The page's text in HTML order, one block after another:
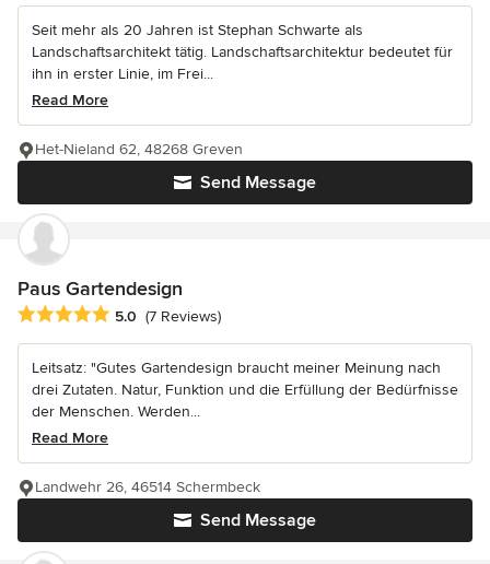
Seit mehr als 20 Jahren ist Stephan Schwarte als
Landschaftsarchitekt tätig. Landschaftsarchitektur bedeutet für
ihn in erster Linie, im Frei...
Read More
Send Message
Het-Nieland 62, 48268 Greven
Paus Gartendesign
Average rating: 5 out of 5 stars
5.0 (7 Reviews)
Leitsatz: "Gutes Gartendesign braucht meiner Meinung nach
drei Zutaten. Natur, Funktion und die Erfüllung der Bedürfnisse
der Menschen. Werden...
Read More
Send Message
Landwehr 26, 46514 Schermbeck